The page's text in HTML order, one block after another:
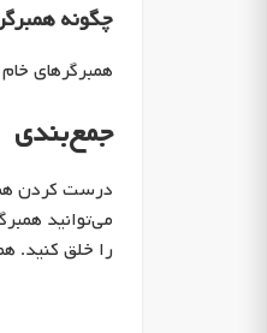
چگونه
همبرگرهای خام را
جمع‌بندی
درست کردن
می‌توانید
را خلق کنید.